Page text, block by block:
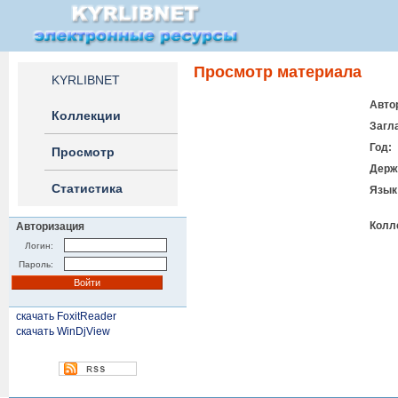
KYRLIBNET
Коллекции
Просмотр
Статистика
Авторизация
Логин:
Пароль:
скачать FoxitReader
скачать WinDjView
Просмотр материала
Год: